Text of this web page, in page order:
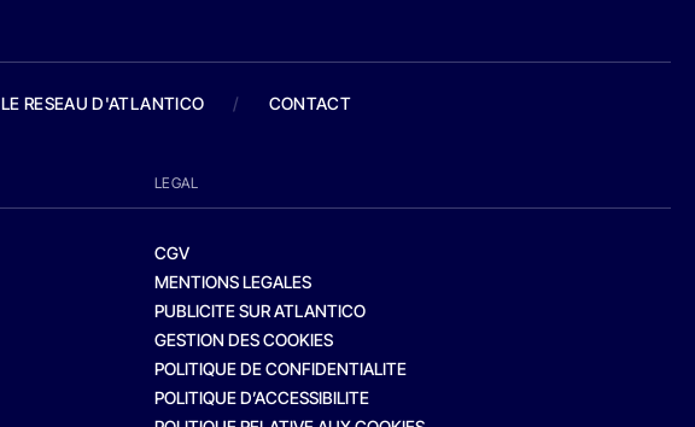
LE RESEAU D'ATLANTICO / CONTACT
LEGAL
CGV
MENTIONS LEGALES
PUBLICITE SUR ATLANTICO
GESTION DES COOKIES
POLITIQUE DE CONFIDENTIALITE
POLITIQUE D’ACCESSIBILITE